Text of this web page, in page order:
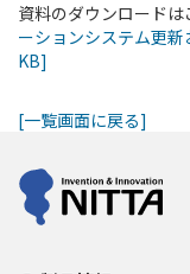
資料のダウンロードは
ーションシステム更
KB]
[一覧画面に戻る]